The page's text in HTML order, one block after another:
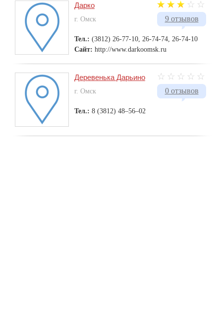
9 отзывов
Дарко
г. Омск
Тел.: (3812) 26-77-10, 26-74-74, 26-74-10
Сайт: http://www.darkoomsk.ru
0 отзывов
Деревенька Дарьино
г. Омск
Тел.: 8 (3812) 48–56–02